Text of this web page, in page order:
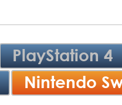
PlayStation 4
Nintendo